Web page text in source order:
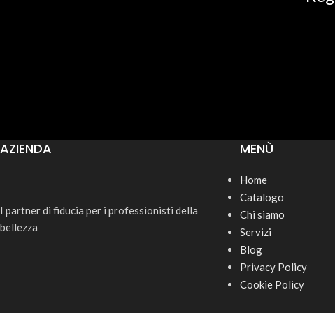
AZIENDA
I partner di fiducia per i professionisti della
bellezza
MENÙ
Home
Catalogo
Chi siamo
Servizi
Blog
Privacy Policy
Cookie Policy